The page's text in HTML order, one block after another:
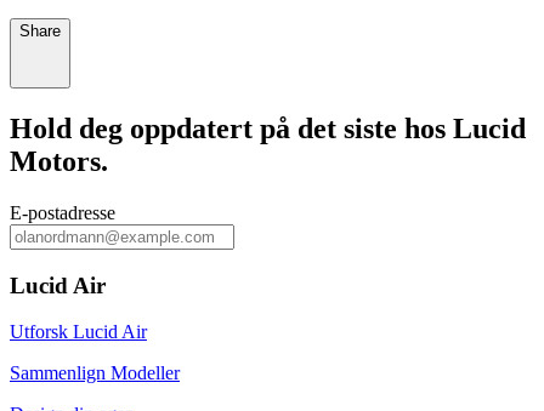
Share
Hold deg oppdatert på det siste hos Lucid
Motors.
E‑postadresse
Lucid Air
Utforsk Lucid Air
Sammenlign Modeller